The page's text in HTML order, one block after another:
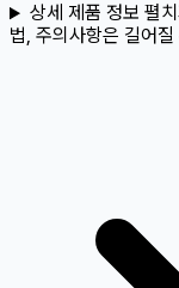
상세 제품 정보 펼치
법, 주의사항은 길어